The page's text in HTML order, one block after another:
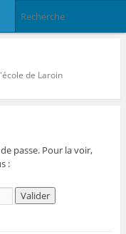
de Laroin
passe. Pour la voir,
: